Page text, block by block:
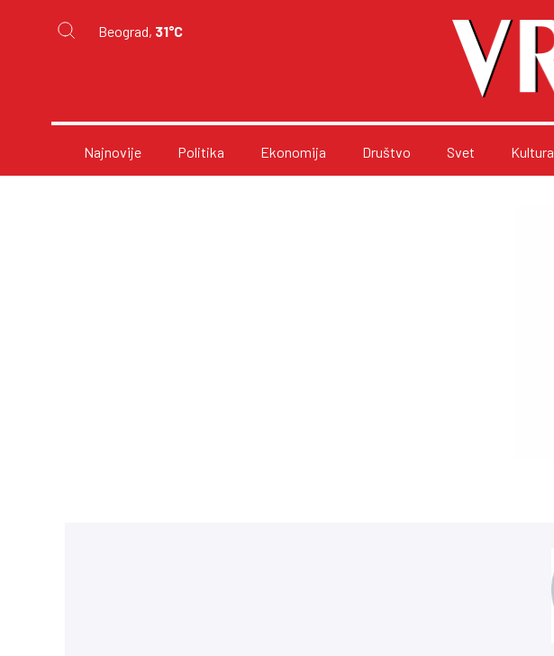
Beograd, 31°C
Najnovije Politika Ekonomija Društvo Svet Kultura